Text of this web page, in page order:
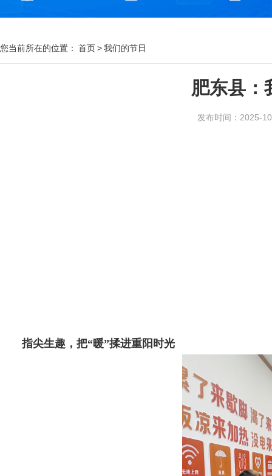
您当前所在的位置： 首页>我们的节日
肥东县
发布时间：2025-
指尖生趣，把“暖”揉进重阳时光